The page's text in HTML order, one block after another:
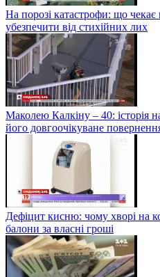
На порозі катастрофи: що
убезпечити від стихійних лих
Маколею Калкіну – 40: історія
його довгоочікуване
Дефіцит кисню: чому хворі на
балони за власні гроші